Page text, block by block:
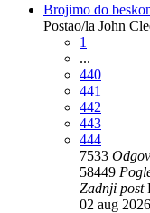
Brojimo do
Postao/la John
1
...
440
441
442
443
444
7533
58449
Zadnji post
02 aug